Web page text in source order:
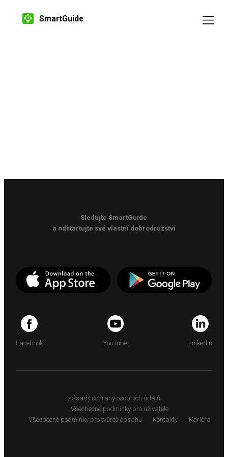
SmartGuide
Sledujte SmartGuide
a odstartujte své vlastní dobrodružství
Facebook YouTube LinkedIn
Zásady ochrany osobních údajů
Všeobecné podmínky pro uživatele
Všeobecné podmínky pro tvůrce obsahu
Kontakty Kariéra